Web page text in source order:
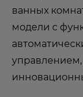
ванных
модели с